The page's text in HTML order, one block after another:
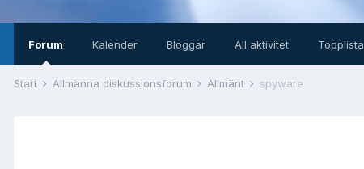
Forum Kalender Bloggar All aktivitet Topplista
Start Allmänna diskussionsforum Allmänt spyware